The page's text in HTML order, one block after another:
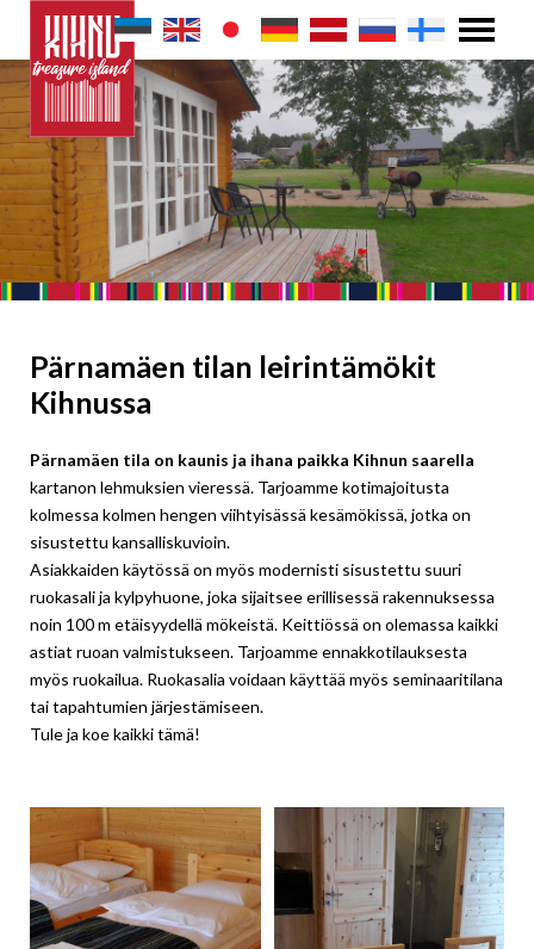
Pärnamäen tilan leirintämökit
Kihnussa
Pärnamäen tila on kaunis ja ihana paikka Kihnun saarella
kartanon lehmuksien vieressä. Tarjoamme kotimajoitusta
kolmessa kolmen hengen viihtyisässä kesämökissä, jotka on
sisustettu kansalliskuvioin.
Asiakkaiden käytössä on myös modernisti sisustettu suuri
ruokasali ja kylpyhuone, joka sijaitsee erillisessä rakennuksessa
noin 100 m etäisyydellä mökeistä. Keittiössä on olemassa kaikki
astiat ruoan valmistukseen. Tarjoamme ennakkotilauksesta
myös ruokailua. Ruokasalia voidaan käyttää myös seminaaritilana
tai tapahtumien järjestämiseen.
Tule ja koe kaikki tämä!